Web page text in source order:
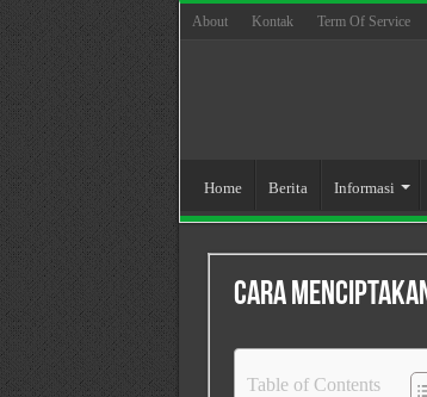
About Kontak Term Of Service
Home Berita Informasi
Cara
Table of Contents